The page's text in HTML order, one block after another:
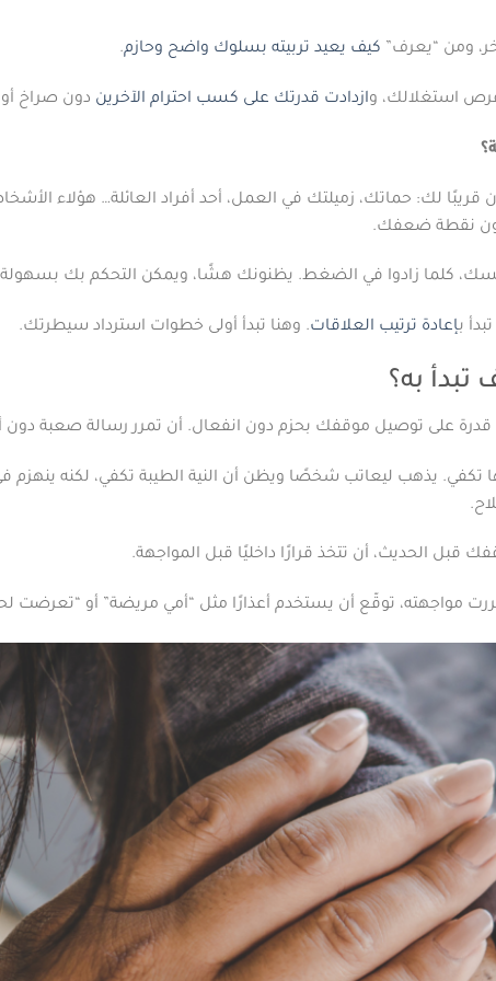
ومن “يعرف” كيف يعيد تربيته بسلوك واضح وحازم.
استغلالك، وازدادت قدرتك على كسب احترام الآخرين دون صراخ
لك: حماتك، زميلتك في العمل، أحد أفراد العائلة… هؤلاء الأشخاص
نقطة ضعفك.
كلما زادوا في الضغط. يظنونك هشًا، ويمكن التحكم بك
بإعادة ترتيب العلاقات. وهنا تبدأ أولى خطوات استرداد سيطرتك.
تبدأ به؟
قدرة على توصيل موقفك بحزم دون انفعال. أن تمرر رسالة صعبة دون
تكفي. يذهب ليعاتب شخصًا ويظن أن النية الطيبة تكفي، لكنه ينهزم في
قبل الحديث، أن تتخذ قرارًا داخليًا قبل المواجهة.
مواجهته، توقّع أن يستخدم أعذارًا مثل “أمي مريضة” أو “تعرضت